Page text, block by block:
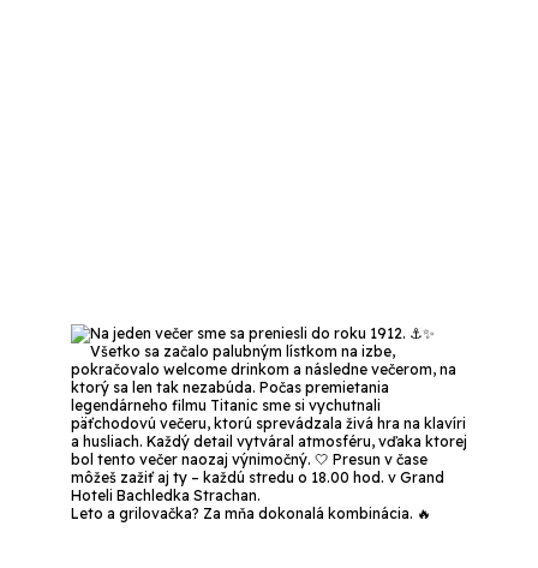
Leto a grilovačka? Za mňa dokonalá kombinácia. 🔥